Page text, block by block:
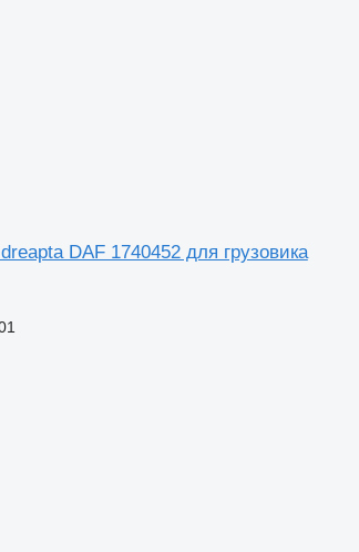
DAF 1740452 для грузовика